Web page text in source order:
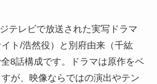
テレビで放送された実写ドラマ
ト/浩然役）と別府由来（千紘
8話構成です。ドラマは原作をベ
が、映像ならではの演出やテン